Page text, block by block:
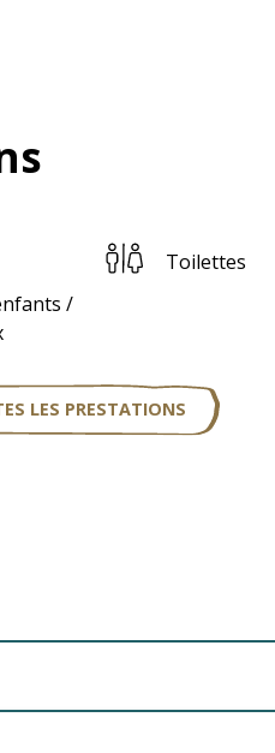
Toilettes
/
LES PRESTATIONS